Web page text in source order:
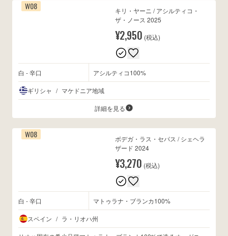
W08
キリ・ヤーニ / アシルティコ・
ザ・ノース 2025
¥2,950 (税込)
白 - 辛口 アシルティコ100%
ギリシャ / マケドニア地域
詳細を見る
W08
ボデガ・ラス・セパス / シェヘラ
ザード 2024
¥3,270 (税込)
白 - 辛口 マトゥラナ・ブランカ100%
スペイン / ラ・リオハ州